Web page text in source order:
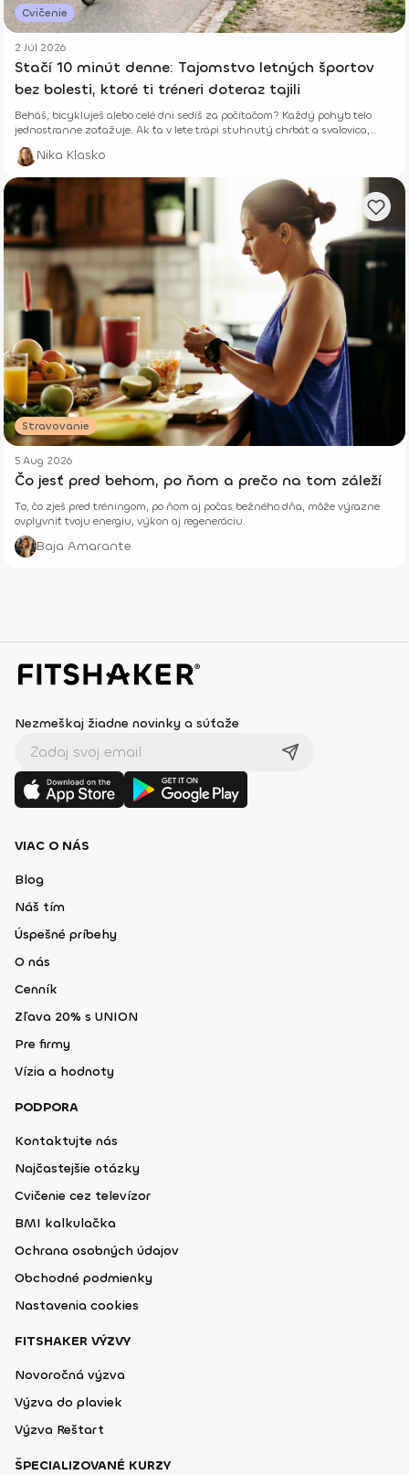
Cvičenie
2 Júl 2026
Stačí 10 minút denne: Tajomstvo letných športov
bez bolesti, ktoré ti tréneri doteraz tajili
Beháš, bicykluješ alebo celé dni sedíš za počítačom? Každý pohyb telo
jednostranne zaťažuje. Ak ťa v lete trápi stuhnutý chrbát a svalovica,
niekde robíš chybu. Zisti, ako ti len 10 minút správneho cvičenia denne
vráti energiu a zabezpečí leto úplne bez b
Nika Klasko
Stravovanie
5 Aug 2026
Čo jesť pred behom, po ňom a prečo na tom záleží
To, čo zješ pred tréningom, po ňom aj počas bežného dňa, môže výrazne
ovplyvniť tvoju energiu, výkon aj regeneráciu.
Baja Amarante
Nezmeškaj žiadne novinky a súťaže
VIAC O NÁS
Blog
Náš tím
Úspešné príbehy
O nás
Cenník
Zľava 20% s UNION
Pre firmy
Vízia a hodnoty
PODPORA
Kontaktujte nás
Najčastejšie otázky
Cvičenie cez televízor
BMI kalkulačka
Ochrana osobných údajov
Obchodné podmienky
Nastavenia cookies
FITSHAKER VÝZVY
Novoročná výzva
Výzva do plaviek
Výzva Reštart
ŠPECIALIZOVANÉ KURZY